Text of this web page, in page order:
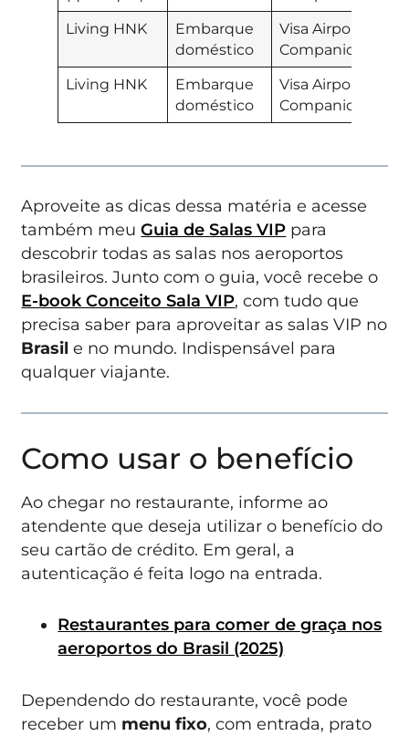
Living HNK
Embarque
doméstico
Visa Airport
Companion
Living HNK
Embarque
doméstico
Visa Airport
Companion
Aproveite as dicas dessa matéria e acesse
também meuGuia de Salas VIP para
descobrir todas as salas nos aeroportos
brasileiros. Junto com o guia, você recebe o
E-book Conceito Sala VIP, com tudo que
precisa saber para aproveitar as salas VIP no
Brasil e no mundo. Indispensável para
qualquer viajante.
Como usar o benefício
Ao chegar no restaurante, informe ao
atendente que deseja utilizar o benefício do
seu cartão de crédito. Em geral, a
autenticação é feita logo na entrada.
Restaurantes para comer de graça nos
aeroportos do Brasil (2025)
Dependendo do restaurante, você pode
receber um menu fixo, com entrada, prato